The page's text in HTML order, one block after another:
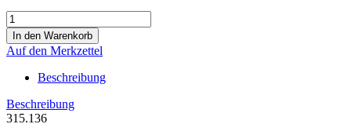
Auf den Merkzettel
Beschreibung
Beschreibung
315.136